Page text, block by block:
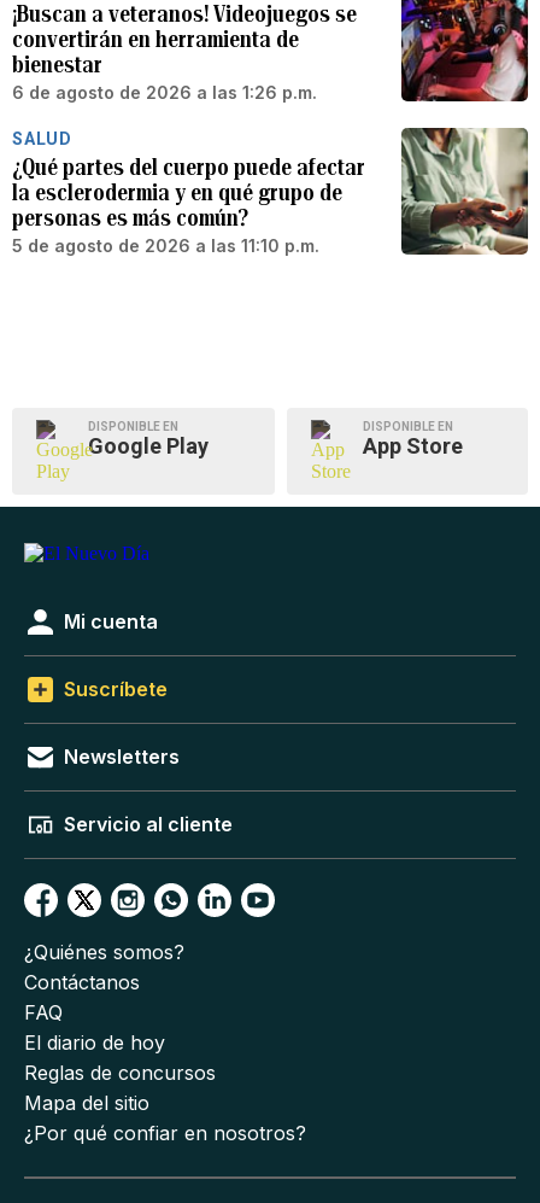
¡Buscan a veteranos! Videojuegos se
convertirán en herramienta de
bienestar
6 de agosto de 2026 a las 1:26 p.m.
SALUD
¿Qué partes del cuerpo puede afectar
la esclerodermia y en qué grupo de
personas es más común?
5 de agosto de 2026 a las 11:10 p.m.
DISPONIBLE EN
Google Play
DISPONIBLE EN
App Store
Mi cuenta
Suscríbete
Newsletters
Servicio al cliente
¿Quiénes somos?
Contáctanos
FAQ
El diario de hoy
Reglas de concursos
Mapa del sitio
¿Por qué confiar en nosotros?